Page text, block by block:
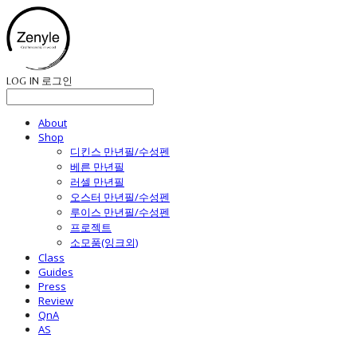
LOG IN 로그인
About
Shop
디킨스 만년필/수성펜
베른 만년필
러셀 만년필
오스터 만년필/수성펜
루이스 만년필/수성펜
프로젝트
소모품(잉크외)
Class
Guides
Press
Review
QnA
AS